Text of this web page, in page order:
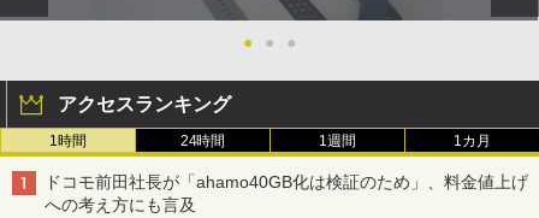
● ● ●
アクセスランキング
1時間 24時間 1週間 1カ月
ドコモ前田社長が「ahamo40GB化は検証のため」、料金値上げ
への考え方にも言及